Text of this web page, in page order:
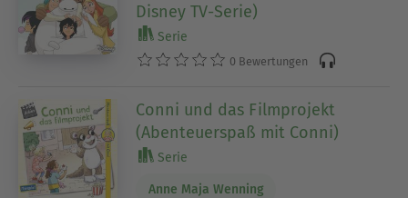
Disney TV-Serie)
Serie
0 Bewertungen
Conni und das Filmprojekt
(Abenteuerspaß mit Conni)
Serie
Anne Maja Wenning